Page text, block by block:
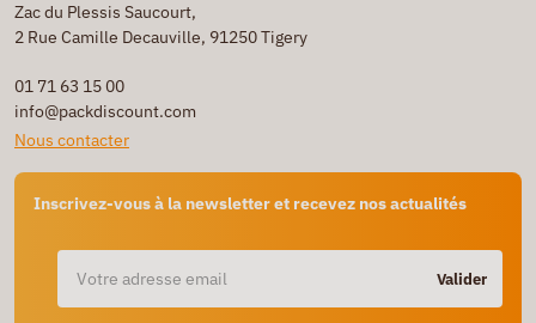
Zac du Plessis Saucourt,
2 Rue Camille Decauville, 91250 Tigery
01 71 63 15 00
info@packdiscount.com
Nous contacter
Inscrivez-vous à la newsletter et recevez nos actualités
Valider